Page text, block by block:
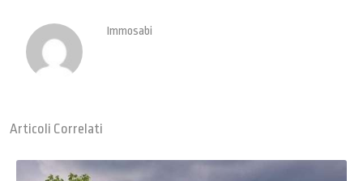
Immosabi
Articoli Correlati